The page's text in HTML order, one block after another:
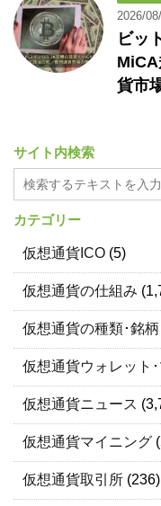
2026/
ビッ
貨市
サイト内検索
カテゴリー
仮想通貨ICO (5)
仮想通貨の仕組み
仮想通貨の種類･銘柄
仮想通貨ウォレット
仮想通貨ニュース
仮想通貨マイニング
仮想通貨取引所 (236)